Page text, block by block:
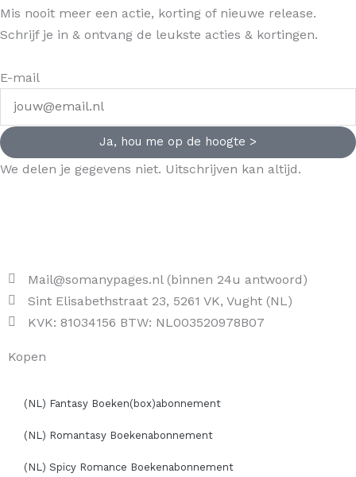
Mis nooit meer een actie, korting of nieuwe release.
Schrijf je in & ontvang de leukste acties & kortingen.
E-mail
Ja, hou me op de hoogte >
We delen je gegevens niet. Uitschrijven kan altijd.
Mail@somanypages.nl (binnen 24u antwoord)
Sint Elisabethstraat 23, 5261 VK, Vught (NL)
KVK: 81034156 BTW: NL003520978B07
Kopen
(NL) Fantasy Boeken(box)abonnement
(NL) Romantasy Boekenabonnement
(NL) Spicy Romance Boekenabonnement